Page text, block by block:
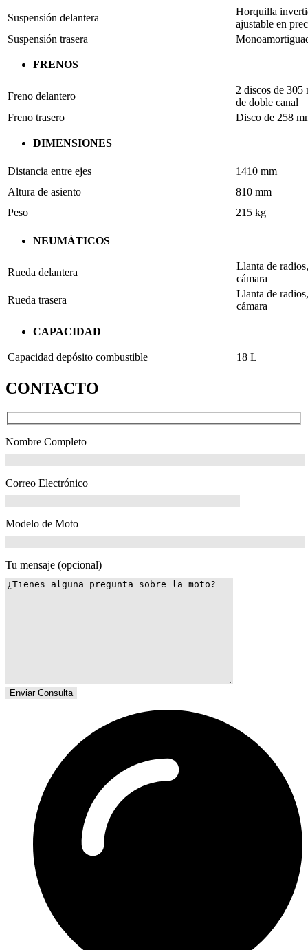
Suspensión delantera
Horquilla
ajustable en
Suspensión trasera
FRENOS
Freno delantero
2 discos de 305
de doble canal
Freno trasero
Disco de 258
DIMENSIONES
Distancia entre ejes
1410 mm
Altura de asiento
810 mm
Peso
215 kg
NEUMÁTICOS
Rueda delantera
Llanta de
cámara
Rueda trasera
Llanta de
cámara
CAPACIDAD
Capacidad depósito combustible 18 L
CONTACTO
Nombre Completo
Correo Electrónico
Modelo de Moto
Tu mensaje (opcional)